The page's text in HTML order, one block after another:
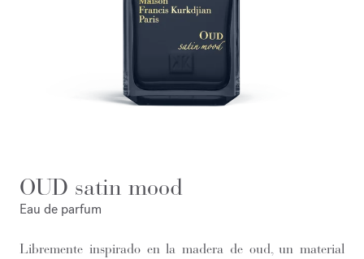
OUD satin mood
Eau de parfum
Libremente inspirado en la madera de oud, un material